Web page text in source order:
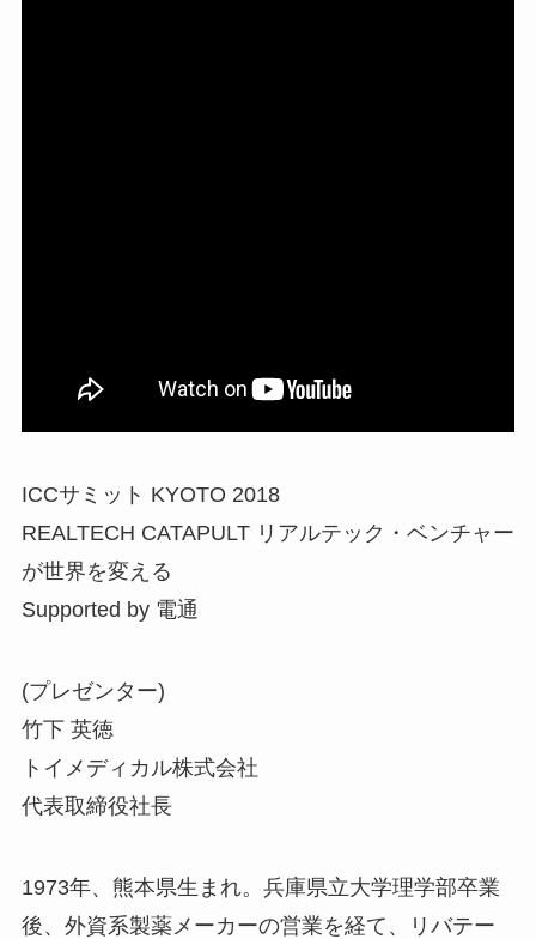
ICCサミット KYOTO 2018
REALTECH CATAPULT リアルテック・ベンチャー
が世界を変える
Supported by 電通
(プレゼンター)
竹下 英徳
トイメディカル株式会社
代表取締役社長
1973年、熊本県生まれ。兵庫県立大学理学部卒業
後、外資系製薬メーカーの営業を経て、リバテー